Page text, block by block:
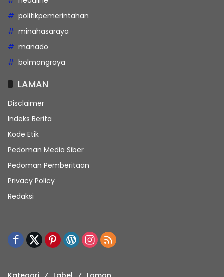
politikpemerintahan
minahasaraya
manado
bolmongraya
LAMAN
Disclaimer
Indeks Berita
Kode Etik
Pedoman Media Siber
Pedoman Pemberitaan
Privacy Policy
Redaksi